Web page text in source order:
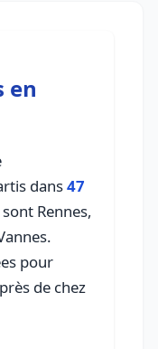
en
dans47
Rennes,
pour
de chez